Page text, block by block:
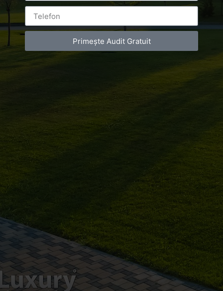
Luxury-Photo-Video is a Sun Luxes Int SRL
Registered address – Romania, Bucharest,
Drumul Agatului 26A
VAT Number – RO 34775532
Postări servicii
Fotografie de produs
Video Marketing
Promovare Online
Strategii de marketing
Primește Audit Gratuit